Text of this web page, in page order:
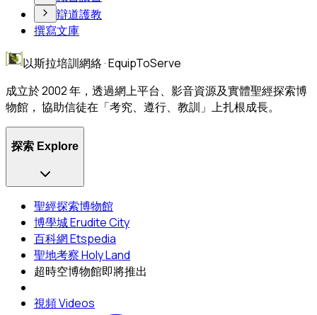
辯道護教
撰寫文庫
以斯拉培訓網絡 · EquipToServe
成立於 2002 年，透過網上平台、影音資源及實體聖經探索博
物館， 協助信徒在「考究、遵行、教訓」上扎根成長。
探索 Explore
聖經探索博物館
博學城 Erudite City
百科網 Etspedia
聖地考察 Holy Land
超時空博物館即將推出
視頻 Videos